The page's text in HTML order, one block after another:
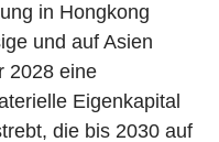
in Hongkong
und auf Asien
2028 eine
Eigenkapital
die bis 2030 auf